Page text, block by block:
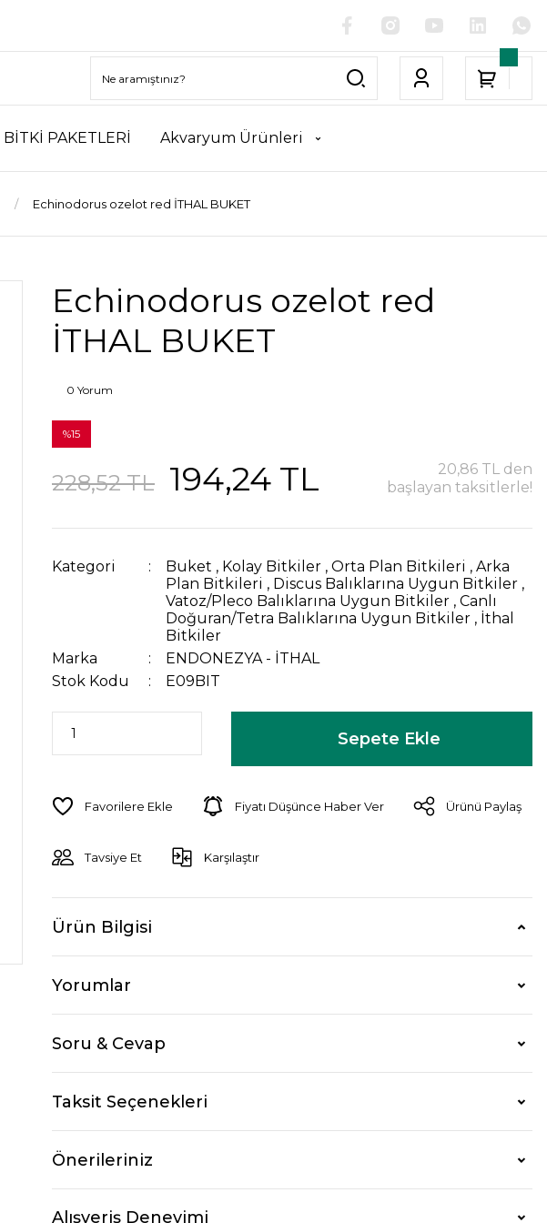
BİTKİ PAKETLERİ Akvaryum Ürünleri
Echinodorus ozelot red İTHAL BUKET
Echinodorus ozelot red
İTHAL BUKET
0 Yorum
%15
228,52 TL 194,24 TL
20,86 TL den
başlayan taksitlerle!
Kategori Buket , Kolay Bitkiler , Orta Plan Bitkileri , Arka
Plan Bitkileri , Discus Balıklarına Uygun Bitkiler ,
Vatoz/Pleco Balıklarına Uygun Bitkiler , Canlı
Doğuran/Tetra Balıklarına Uygun Bitkiler , İthal
Bitkiler
Marka
ENDONEZYA - İTHAL
Stok Kodu
E09BIT
Sepete Ekle
Fiyatı Düşünce Haber Ver Ürünü Paylaş
Tavsiye Et Karşılaştır
Ürün Bilgisi
Yorumlar
Soru & Cevap
Taksit Seçenekleri
Önerileriniz
Alışveriş Deneyimi